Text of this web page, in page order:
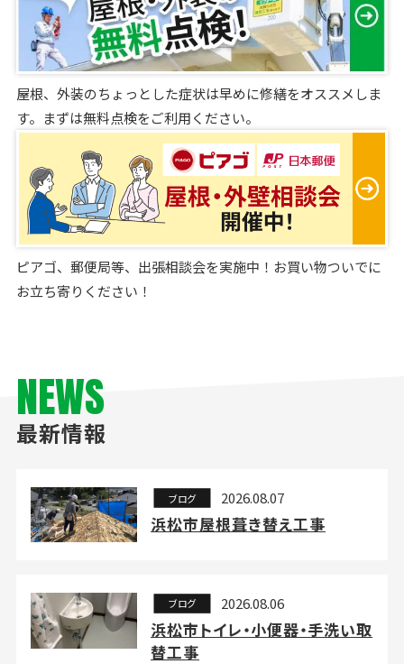
屋根、外装のちょっとした症状は早めに修繕をオススメしま
す。まずは無料点検をご利用ください。
ピアゴ、郵便局等、出張相談会を実施中！お買い物ついでに
お立ち寄りください！
NEWS
最新情報
ブログ 2026.08.07
浜松市屋根葺き替え工事
ブログ 2026.08.06
浜松市トイレ・小便器・手洗い取
替工事